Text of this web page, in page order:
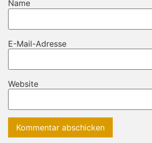
Name
E-Mail-Adresse
Website